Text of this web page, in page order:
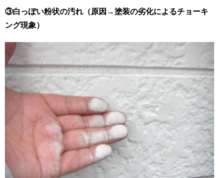
③白っぽい粉状の汚れ（原因→塗装の劣化によるチョーキ
ング現象）